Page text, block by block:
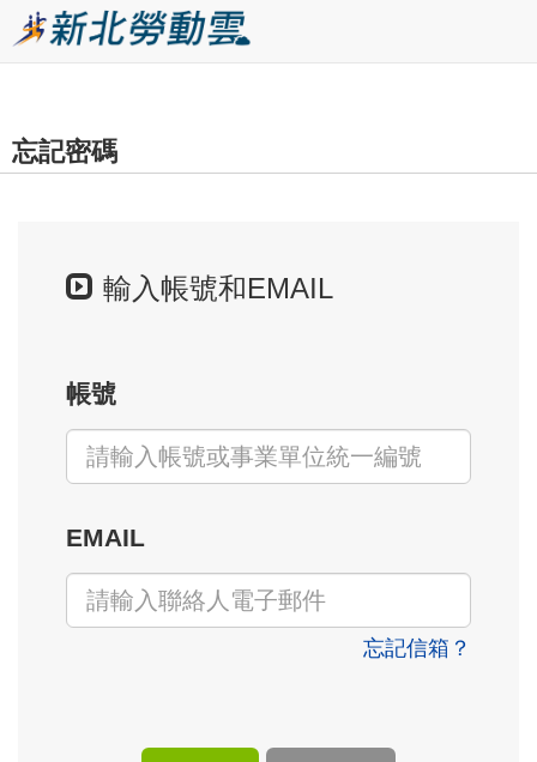
到
內忘記密碼
輸入帳號和EMAIL
帳號
EMAIL
忘記信箱？